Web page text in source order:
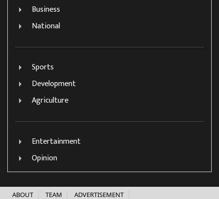
Business
National
Sports
Development
Agriculture
Entertainment
Opinion
ABOUT TEAM ADVERTISEMENT